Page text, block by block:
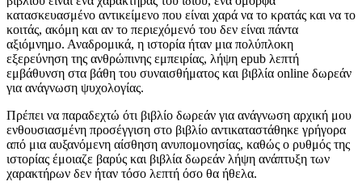
κατασκευασμένο αντικείμενο που είναι χαρά να το κρατάς και να το
κοιτάς, ακόμη και αν το περιεχόμενό του δεν είναι πάντα
αξιόμνημο. Αναδρομικά, η ιστορία ήταν μια πολύπλοκη
εξερεύνηση της ανθρώπινης εμπειρίας, λήψη epub λεπτή
εμβάθυνση στα βάθη του συναισθήματος και βιβλία online δωρεάν
για ανάγνωση ψυχολογίας.
Πρέπει να παραδεχτώ ότι βιβλίο δωρεάν για ανάγνωση αρχική μου
ενθουσιασμένη προσέγγιση στο βιβλίο αντικαταστάθηκε γρήγορα
από μια αυξανόμενη αίσθηση ανυπομονησίας, καθώς ο ρυθμός της
ιστορίας έμοιαζε βαρύς και βιβλία δωρεάν λήψη ανάπτυξη των
χαρακτήρων δεν ήταν τόσο λεπτή όσο θα ήθελα.